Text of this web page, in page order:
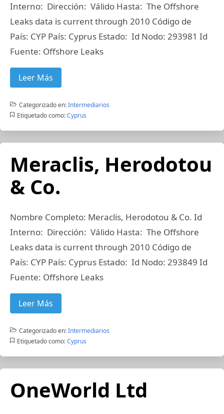
Interno: Dirección: Válido Hasta: The Offshore
Leaks data is current through 2010 Código de
País: CYP País: Cyprus Estado: Id Nodo: 293981 Id
Fuente: Offshore Leaks
Leer Más
Categorizado en:Intermediarios
Etiquetado como: Cyprus
Meraclis, Herodotou
& Co.
Nombre Completo: Meraclis, Herodotou & Co. Id
Interno: Dirección: Válido Hasta: The Offshore
Leaks data is current through 2010 Código de
País: CYP País: Cyprus Estado: Id Nodo: 293849 Id
Fuente: Offshore Leaks
Leer Más
Categorizado en:Intermediarios
Etiquetado como: Cyprus
OneWorld Ltd